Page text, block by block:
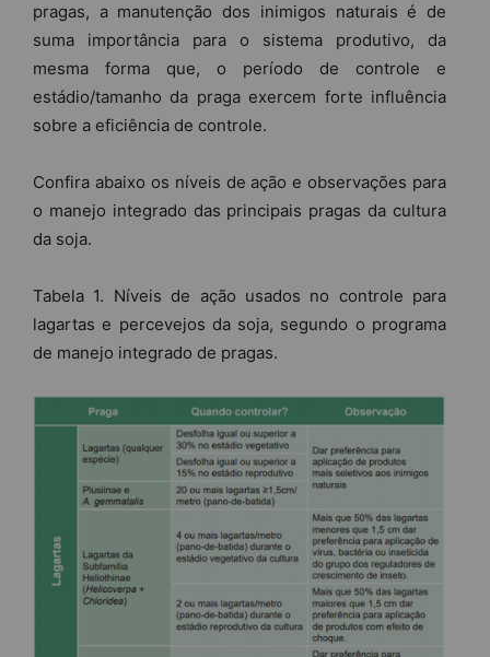
pragas, a manutenção dos inimigos naturais é de
suma importância para o sistema produtivo, da
mesma forma que, o período de controle e
estádio/tamanho da praga exercem forte influência
sobre a eficiência de controle.
Confira abaixo os níveis de ação e observações para
o manejo integrado das principais pragas da cultura
da soja.
Tabela 1. Níveis de ação usados no controle para
lagartas e percevejos da soja, segundo o programa
de manejo integrado de pragas.